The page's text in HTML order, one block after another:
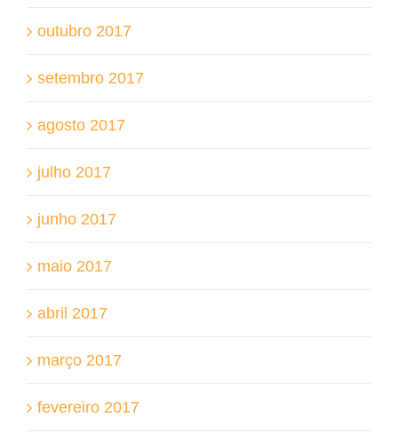
outubro 2017
setembro 2017
agosto 2017
julho 2017
junho 2017
maio 2017
abril 2017
março 2017
fevereiro 2017